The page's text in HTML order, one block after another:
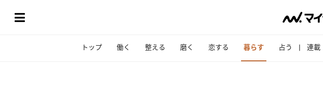
トップ 働く 整える 磨く 恋する 暮らす 占う 連載